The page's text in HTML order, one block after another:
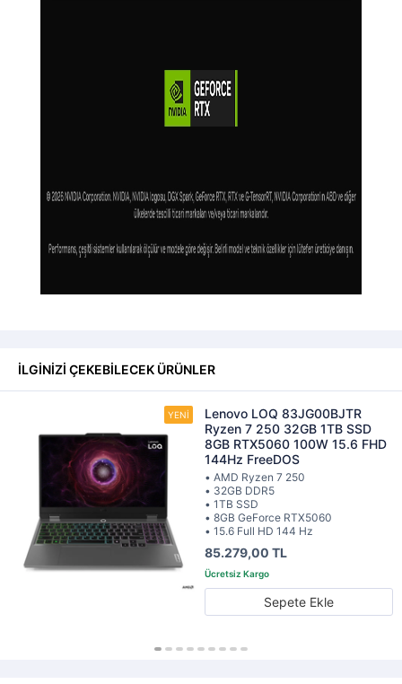
İLGİNİZİ ÇEKEBİLECEK ÜRÜNLER
Lenovo LOQ 83JG00BJTR
Ryzen 7 250 32GB 1TB SSD
8GB RTX5060 100W 15.6 FHD
144Hz FreeDOS
• AMD Ryzen 7 250
• 32GB DDR5
• 1TB SSD
• 8GB GeForce RTX5060
• 15.6 Full HD 144 Hz
85.279,00 TL
Sepete Ekle